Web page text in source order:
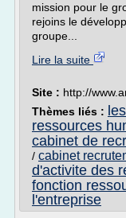
mission pour le
rejoins le
groupe...
Lire la suite
Site : http://
Thèmes liés :
ressources
cabinet de
/ cabinet
d'activite des
fonction
l'entreprise